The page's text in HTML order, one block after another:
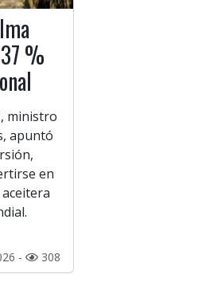
%
ministro
apuntó
en
- 308